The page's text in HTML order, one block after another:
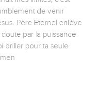
de venir
Père Éternel enlève
par la puissance
briller pour ta seule